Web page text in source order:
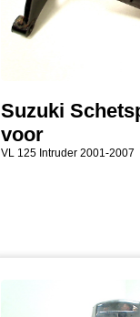
Suzuki
voor
VL 125 Intruder 2001-2007